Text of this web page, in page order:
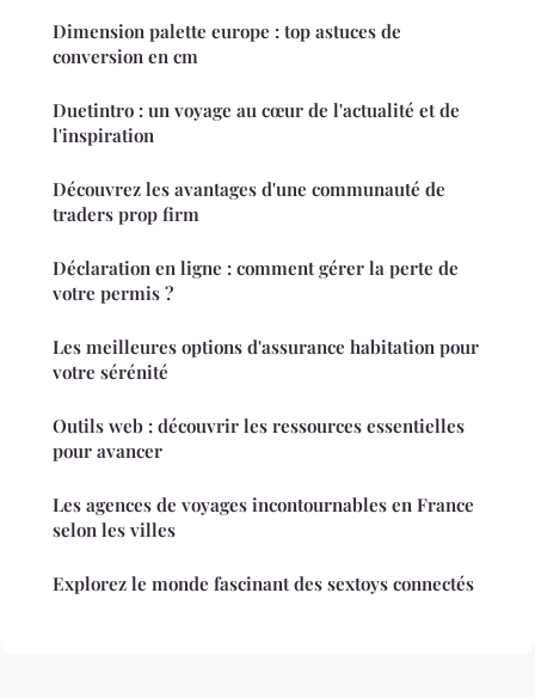
Dimension palette europe : top astuces de
conversion en cm
Duetintro : un voyage au cœur de l'actualité et de
l'inspiration
Découvrez les avantages d'une communauté de
traders prop firm
Déclaration en ligne : comment gérer la perte de
votre permis ?
Les meilleures options d'assurance habitation pour
votre sérénité
Outils web : découvrir les ressources essentielles
pour avancer
Les agences de voyages incontournables en France
selon les villes
Explorez le monde fascinant des sextoys connectés